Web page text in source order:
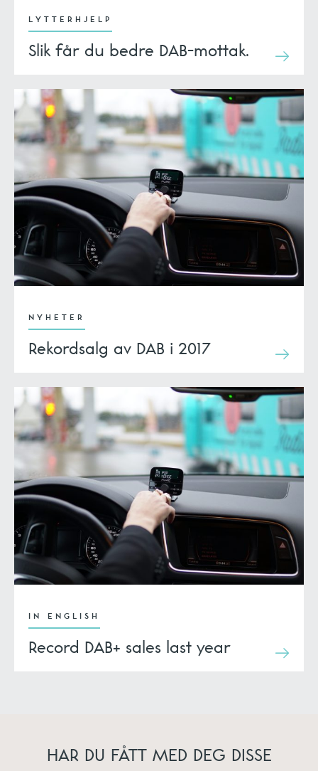
LYTTERHJELP
Slik får du bedre DAB-mottak.
NYHETER
Rekordsalg av DAB i 2017
IN ENGLISH
Record DAB+ sales last year
HAR DU FÅTT MED DEG DISSE